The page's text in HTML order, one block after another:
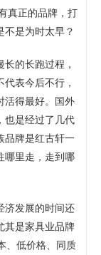
正的品牌，打
不是为时太早？
的长跑过程，
表今后不行，
活得最好。国外
也是经过了几代
品牌是红古轩一
哪里走，走到哪
发展的时间还
其是家具业品牌
、低价格、同质